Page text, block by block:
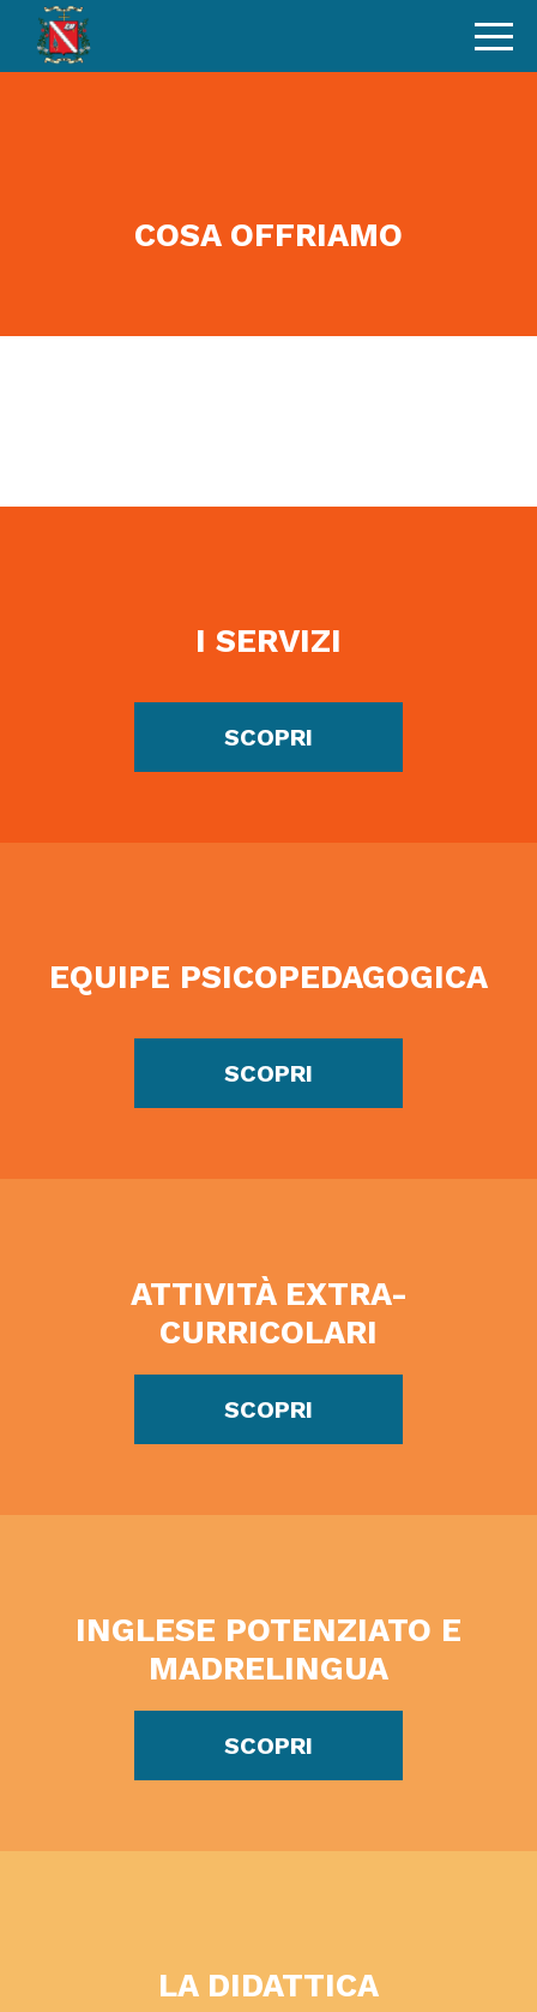
COSA OFFRIAMO
I SERVIZI
SCOPRI
EQUIPE PSICOPEDAGOGICA
SCOPRI
ATTIVITÀ EXTRA-
CURRICOLARI
SCOPRI
INGLESE POTENZIATO E
MADRELINGUA
SCOPRI
LA DIDATTICA